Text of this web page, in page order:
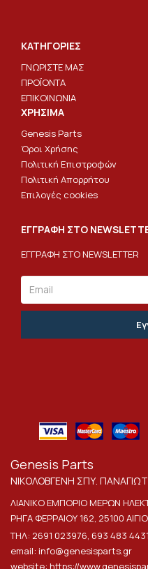
ΚΑΤΗΓΟΡΙΕΣ
ΓΝΩΡΙΣΤΕ ΜΑΣ
ΠΡΟΪΟΝΤΑ
ΕΠΙΚΟΙΝΩΝΙΑ
ΧΡΗΣΙΜΑ
Genesis Parts
Όροι Χρήσης
Πολιτική Επιστροφών
Πολιτική Απορρήτου
Επιλογές cookies
ΕΓΓΡΑΦΗ ΣΤΟ
ΕΓΓΡΑΦΗ ΣΤΟ NEWSLETTER
Genesis Parts
ΝΙΚΟΛΟΒΓΕΝΗ ΣΠΥ.
ΛΙΑΝΙΚΟ ΕΜΠΟΡΙΟ ΜΕΡΩΝ
ΡΗΓΑ ΦΕΡΡΑΙΟΥ 162, 25100 ΑΙΓΙΟ
ΤΗΛ: 2691 023976, 693 483 4431
email: info@genesisparts.gr
website: https://